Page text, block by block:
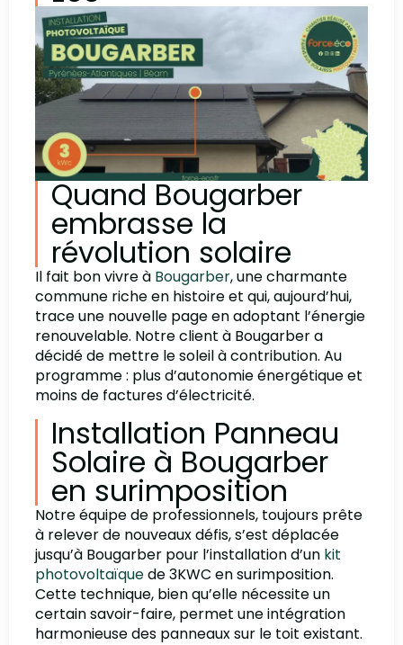
Quand Bougarber
embrasse la
révolution solaire
Il fait bon vivre à Bougarber, une charmante
commune riche en histoire et qui, aujourd’hui,
trace une nouvelle page en adoptant l’énergie
renouvelable. Notre client à Bougarber a
décidé de mettre le soleil à contribution. Au
programme : plus d’autonomie énergétique et
moins de factures d’électricité.
Installation Panneau
Solaire à Bougarber
en surimposition
Notre équipe de professionnels, toujours prête
à relever de nouveaux défis, s’est déplacée
jusqu’à Bougarber pour l’installation d’un kit
photovoltaïquede 3KWC en surimposition.
Cette technique, bien qu’elle nécessite un
certain savoir-faire, permet une intégration
harmonieuse des panneaux sur le toit existant.